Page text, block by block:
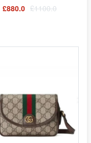
£880.0 £1100.0